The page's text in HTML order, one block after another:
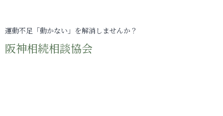
運動不足「動かない」を解消しませんか？
阪神相続相談協会